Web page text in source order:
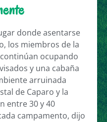
donde asentarse
los miembros de la
ocupando
y una cabaña
arruinada
de Caparo y la
entre 30 y 40
campamento, dijo